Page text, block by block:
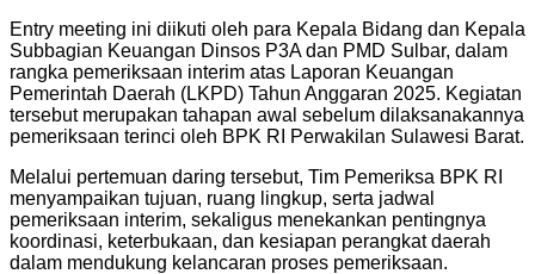
Entry meeting ini diikuti oleh para Kepala Bidang dan Kepala
Subbagian Keuangan Dinsos P3A dan PMD Sulbar, dalam
rangka pemeriksaan interim atas Laporan Keuangan
Pemerintah Daerah (LKPD) Tahun Anggaran 2025. Kegiatan
tersebut merupakan tahapan awal sebelum dilaksanakannya
pemeriksaan terinci oleh BPK RI Perwakilan Sulawesi Barat.
Melalui pertemuan daring tersebut, Tim Pemeriksa BPK RI
menyampaikan tujuan, ruang lingkup, serta jadwal
pemeriksaan interim, sekaligus menekankan pentingnya
koordinasi, keterbukaan, dan kesiapan perangkat daerah
dalam mendukung kelancaran proses pemeriksaan.